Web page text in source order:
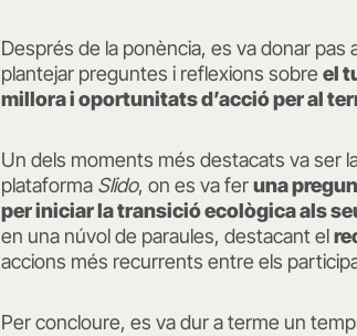
Després de la ponència, es va donar pas
plantejar preguntes i reflexions sobre el
millora i oportunitats d’acció per al
Un dels moments més destacats va ser
plataforma Slido, on es va feruna
per iniciar la transició ecològica als
en una núvol de paraules, destacant el
accions més recurrents entre els
Per concloure, es va dur a terme un